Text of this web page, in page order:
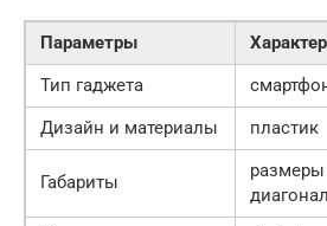
Параметры
Тип гаджета
Дизайн и материалы
пластик
Габариты
размеры